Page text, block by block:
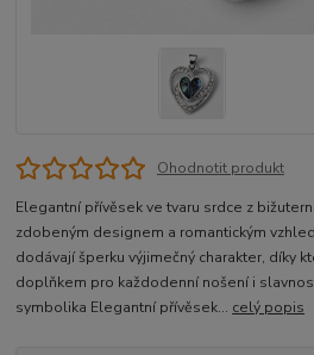
Ohodnotit produkt
Elegantní přívěsek ve tvaru srdce z
zdobeným designem a romantickým
dodávají šperku výjimečný charakter, díky
doplňkem pro každodenní nošení i
symbolika Elegantní přívěsek... celý popis